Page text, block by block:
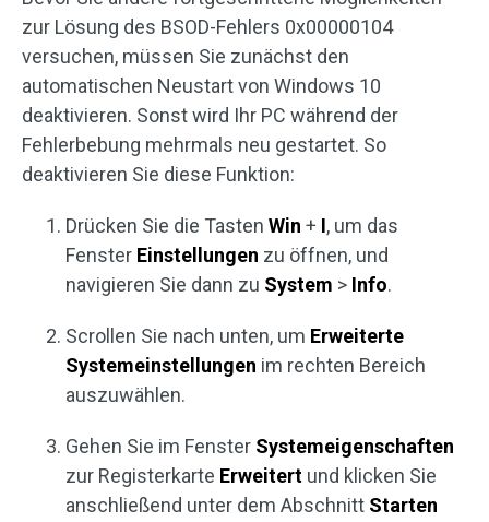
zur Lösung des BSOD-Fehlers 0x00000104
versuchen, müssen Sie zunächst den
automatischen Neustart von Windows 10
deaktivieren. Sonst wird Ihr PC während der
Fehlerbebung mehrmals neu gestartet. So
deaktivieren Sie diese Funktion:
Drücken Sie die Tasten Win + I, um das
Fenster Einstellungen zu öffnen, und
navigieren Sie dann zu System > Info.
Scrollen Sie nach unten, um Erweiterte
Systemeinstellungen im rechten Bereich
auszuwählen.
Gehen Sie im Fenster Systemeigenschaften
zur Registerkarte Erweitert und klicken Sie
anschließend unter dem Abschnitt Starten